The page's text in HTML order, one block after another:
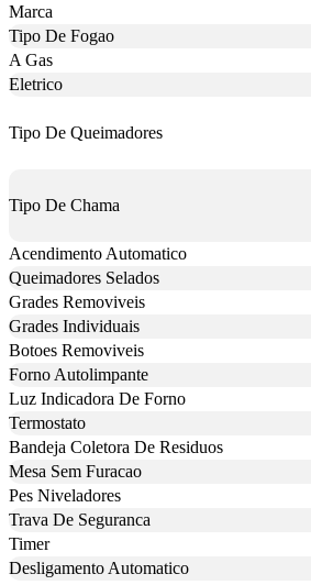
Marca
Tipo De Fogao
A Gas
Eletrico
Tipo De Queimadores
Tipo De Chama
Acendimento Automatico
Queimadores Selados
Grades Removiveis
Grades Individuais
Botoes Removiveis
Forno Autolimpante
Luz Indicadora De Forno
Termostato
Bandeja Coletora De Residuos
Mesa Sem Furacao
Pes Niveladores
Trava De Seguranca
Timer
Desligamento Automatico